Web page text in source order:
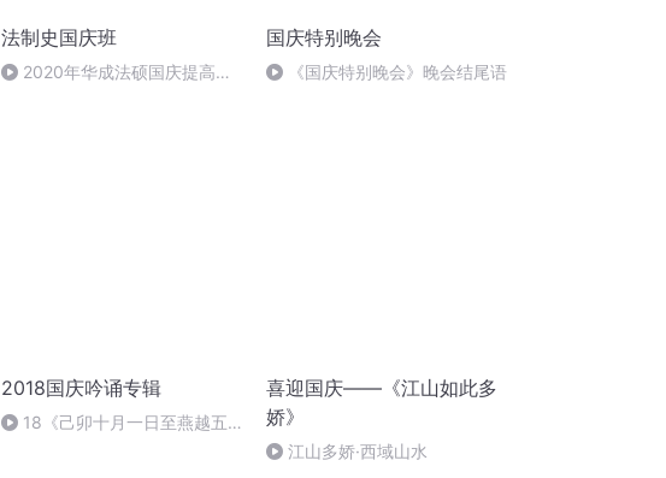
法制史国庆班
2020年华成法硕国庆提高班
国庆特别晚会
《国庆特别晚会》晚会结尾语
2018国庆吟诵专辑
18《己卯十月一日至燕越五
喜迎国庆——《江山如此多
娇》
江山多娇·西域山水